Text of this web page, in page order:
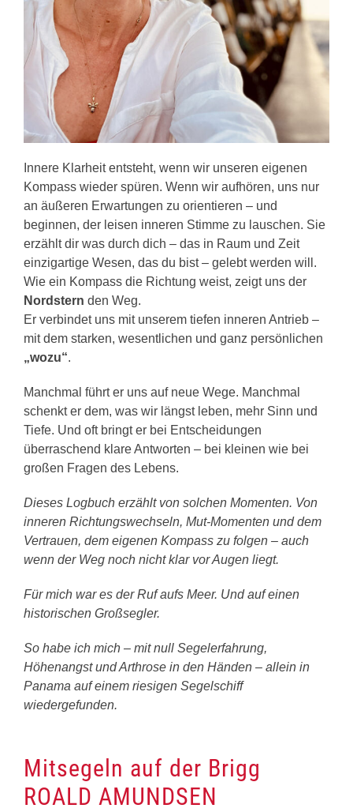
Innere Klarheit entsteht, wenn wir unseren eigenen
Kompass wieder spüren. Wenn wir aufhören, uns nur
an äußeren Erwartungen zu orientieren – und
beginnen, der leisen inneren Stimme zu lauschen. Sie
erzählt dir was durch dich – das in Raum und Zeit
einzigartige Wesen, das du bist – gelebt werden will.
Wie ein Kompass die Richtung weist, zeigt uns der
Nordstern den Weg.
Er verbindet uns mit unserem tiefen inneren Antrieb –
mit dem starken, wesentlichen und ganz persönlichen
„wozu“.
Manchmal führt er uns auf neue Wege. Manchmal
schenkt er dem, was wir längst leben, mehr Sinn und
Tiefe. Und oft bringt er bei Entscheidungen
überraschend klare Antworten – bei kleinen wie bei
großen Fragen des Lebens.
Dieses Logbuch erzählt von solchen Momenten. Von
inneren Richtungswechseln, Mut-Momenten und dem
Vertrauen, dem eigenen Kompass zu folgen – auch
wenn der Weg noch nicht klar vor Augen liegt.
Für mich war es der Ruf aufs Meer. Und auf einen
historischen Großsegler.
So habe ich mich – mit null Segelerfahrung,
Höhenangst und Arthrose in den Händen – allein in
Panama auf einem riesigen Segelschiff
wiedergefunden.
Mitsegeln auf der Brigg
ROALD AMUNDSEN